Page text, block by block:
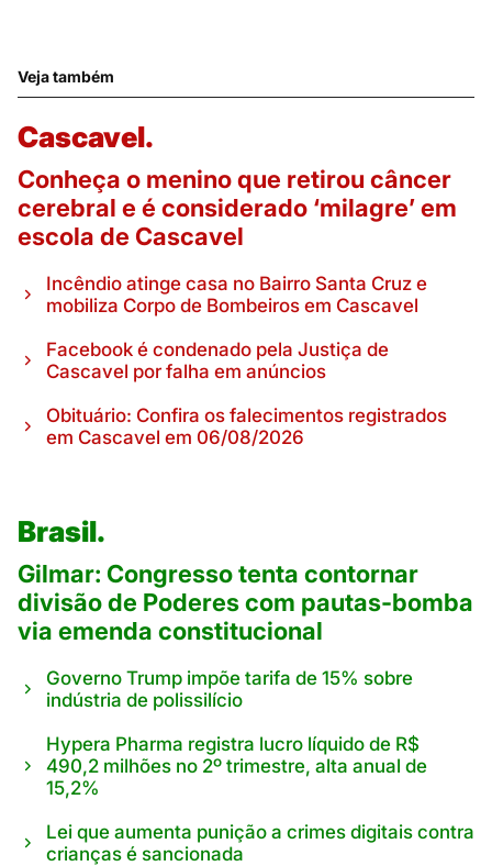
Veja também
Cascavel.
Conheça o menino que retirou câncer
cerebral e é considerado ‘milagre’ em
escola de Cascavel
Incêndio atinge casa no Bairro Santa Cruz e
mobiliza Corpo de Bombeiros em Cascavel
Facebook é condenado pela Justiça de
Cascavel por falha em anúncios
Obituário: Confira os falecimentos registrados
em Cascavel em 06/08/2026
Brasil.
Gilmar: Congresso tenta contornar
divisão de Poderes com pautas-bomba
via emenda constitucional
Governo Trump impõe tarifa de 15% sobre
indústria de polissilício
Hypera Pharma registra lucro líquido de R$
490,2 milhões no 2º trimestre, alta anual de
15,2%
Lei que aumenta punição a crimes digitais contra
crianças é sancionada